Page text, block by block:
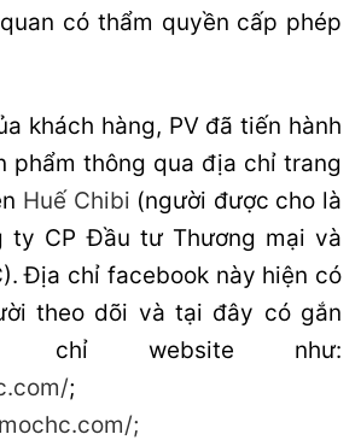
có thẩm quyền cấp phép
khách hàng, PV đã tiến hành
phẩm thông qua địa chỉ trang
Huế Chibi (người được cho là
ty CP Đầu tư Thương mại và
Địa chỉ facebook này hiện có
theo dõi và tại đây có gắn
chỉ website như:
;
;